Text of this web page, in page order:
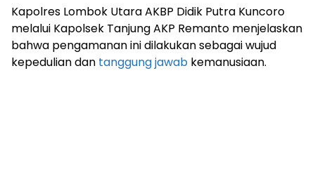
Kapolres Lombok Utara AKBP Didik Putra Kuncoro
melalui Kapolsek Tanjung AKP Remanto menjelaskan
bahwa pengamanan ini dilakukan sebagai wujud
kepedulian dan tanggung jawab kemanusiaan.